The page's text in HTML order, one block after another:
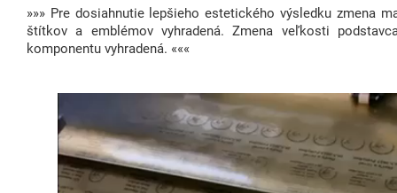
»»» Pre dosiahnutie lepšieho estetického výsledku zmena
štítkov a emblémov vyhradená. Zmena veľkosti
komponentu vyhradená. «««